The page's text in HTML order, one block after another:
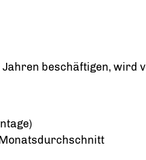
beschäftigen, wird